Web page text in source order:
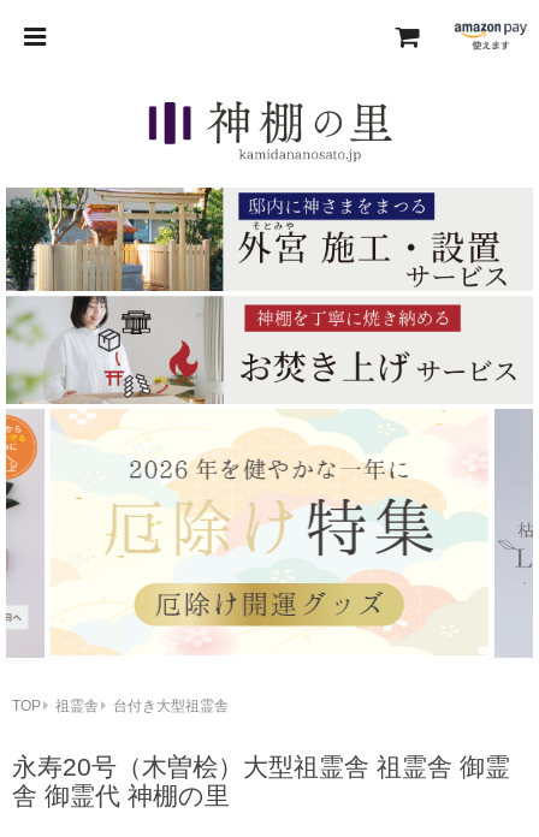
TOP 祖霊舎 台付き大型祖霊舎
永寿20号（木曽桧）大型祖霊舎 祖霊舎 御霊
舎 御霊代 神棚の里